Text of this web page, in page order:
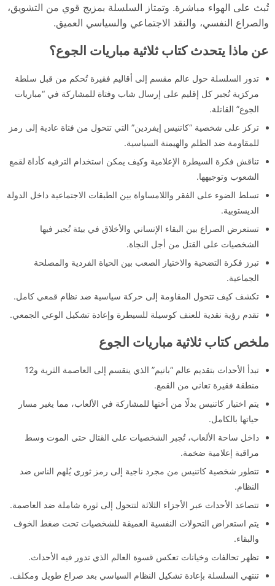
تُبث على الهواء مباشرة. وتمتاز السلسلة بمزيج قوي من التشويق،
والصراع النفسي، والنقد الاجتماعي والسياسي العميق.
عن ماذا يتحدث كتاب ثلاثية مباريات الجوع؟
تدور السلسلة حول عالم مقسم إلى أقاليم فقيرة تُحكم من قبل سلطة
مركزية تُجبر كل إقليم على إرسال شاب وفتاة للمشاركة في “مباريات
الجوع” القاتلة.
تركز على شخصية “كاتنيس إيفردين” التي تتحول من فتاة عادية إلى رمز
للمقاومة ضد الظلم والهيمنة السياسية.
تناقش فكرة السيطرة الإعلامية وكيف يمكن استخدام الترفيه كأداة لقمع
الشعوب وتوجيهها.
تسلط الضوء على الفقر واللامساواة بين الطبقات الاجتماعية داخل الدولة
الديستوبية.
تستعرض الصراع بين البقاء الإنساني والأخلاق في بيئة تُجبر فيها
الشخصيات على القتل من أجل النجاة.
تبرز فكرة التضحية والاختيار الصعب بين الحياة الفردية والمصلحة
الجماعية.
تكشف كيف تتحول المقاومة إلى حركة سياسية ضد نظام قمعي كامل.
تقدم رؤية نقدية للعنف كوسيلة للسيطرة وإعادة تشكيل الوعي الجمعي.
ملخص كتاب ثلاثية مباريات الجوع
تبدأ الأحداث بتقديم عالم “بانيم” الذي ينقسم إلى العاصمة الثرية و12
منطقة فقيرة تعاني من القمع.
يتم اختيار كاتنيس بدلًا من أختها للمشاركة في الألعاب، مما يغير مسار
حياتها بالكامل.
داخل ساحة الألعاب، تُجبر الشخصيات على القتال حتى الموت وسط
مراقبة إعلامية ضخمة.
تتطور شخصية كاتنيس من مجرد ناجية إلى رمز ثوري يُلهم الناس ضد
النظام.
تتصاعد الأحداث عبر الأجزاء الثلاثة لتتحول إلى ثورة شاملة ضد العاصمة.
يتم استعراض التحولات النفسية العميقة للشخصيات تحت ضغط الخوف
والبقاء.
تظهر تحالفات وخيانات تعكس قسوة العالم الذي تدور فيه الأحداث.
تنتهي السلسلة بإعادة تشكيل النظام السياسي بعد صراع طويل ومكلف.